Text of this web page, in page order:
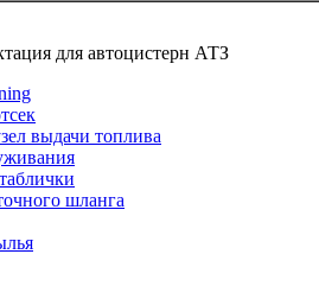
для автоцистерн АТЗ
выдачи топлива
шланга